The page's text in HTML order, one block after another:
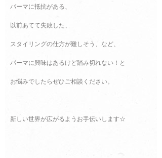
パーマに抵抗がある、
以前あてて失敗した、
スタイリングの仕方が難しそう、など、
パーマに興味はあるけど踏み切れない！と
お悩みでしたらぜひご相談ください。
新しい世界が広がるようお手伝いします☆